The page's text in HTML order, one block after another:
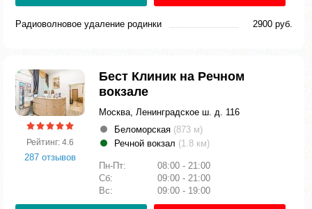
Радиоволновое удаление родинки 2900 руб.
Рейтинг: 4.6
287 отзывов
Бест Клиник на Речном
вокзале
Москва, Ленинградское ш. д. 116
Беломорская (873 м)
Речной вокзал (1.8 км)
Пн-Пт:
08:00 - 21:00
Сб:
09:00 - 21:00
Вс:
09:00 - 19:00